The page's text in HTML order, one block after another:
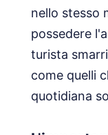
nello stesso
possedere
turista
come quelli
quotidiana